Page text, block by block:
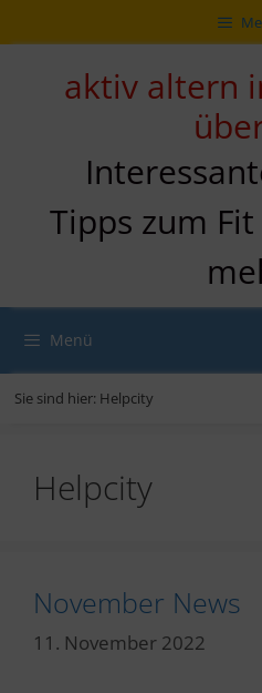
Inhalt
zur
Navigation
Inhalt
aktiv altern
Tipps zum
Menü
Sie sind hier: Helpcity
Helpcity
November News
11. November 2022